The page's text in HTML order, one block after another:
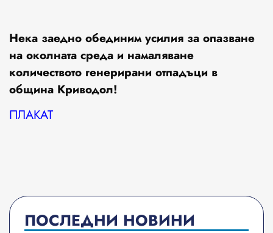
Нека заедно обединим усилия за опазване
на околната среда и намаляване
количеството генерирани отпадъци в
община Криводол!
ПЛАКАТ
ПОСЛЕДНИ НОВИНИ